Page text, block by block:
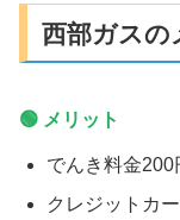
西部ガスの
🟢 メリット
でんき料金200
クレジットカ